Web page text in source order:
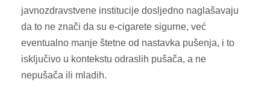
javnozdravstvene institucije dosljedno naglašavaju
da to ne znači da su e-cigarete sigurne, već
eventualno manje štetne od nastavka pušenja, i to
isključivo u kontekstu odraslih pušača, a ne
nepušača ili mladih.